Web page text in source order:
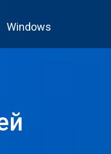
Windows